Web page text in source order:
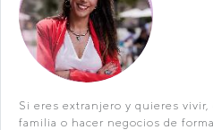
Si eres extranjero y quieres
familia o hacer negocios de